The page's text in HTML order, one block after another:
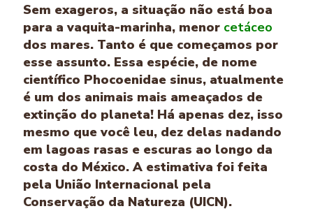
Sem exageros, a situação não está boa
para a vaquita-marinha, menor cetáceo
dos mares. Tanto é que começamos por
esse assunto. Essa espécie, de nome
científico Phocoenidae sinus, atualmente
é um dos animais mais ameaçados de
extinção do planeta! Há apenas dez, isso
mesmo que você leu, dez delas nadando
em lagoas rasas e escuras ao longo da
costa do México. A estimativa foi feita
pela União Internacional pela
Conservação da Natureza (UICN).